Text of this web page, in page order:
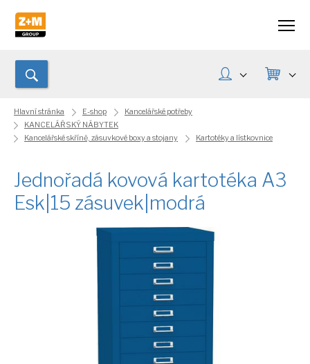
Hlavní stránka E-shop
Kancelářské potřeby
KANCELÁŘSKÝ NÁBYTEK
Kancelářské skříně, zásuvkové boxy a stojany
Kartotéky a lístkovnice
Jednořadá kovová kartotéka A3
Esk|15 zásuvek|modrá